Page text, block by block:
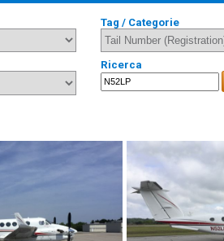
Tag / Categorie
Ricerca